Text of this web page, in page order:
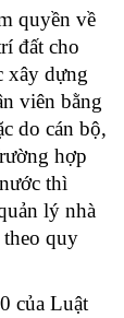
quyền về
đất cho
xây dựng
viên bằng
do cán bộ,
hợp
thì
lý nhà
quy
của Luật